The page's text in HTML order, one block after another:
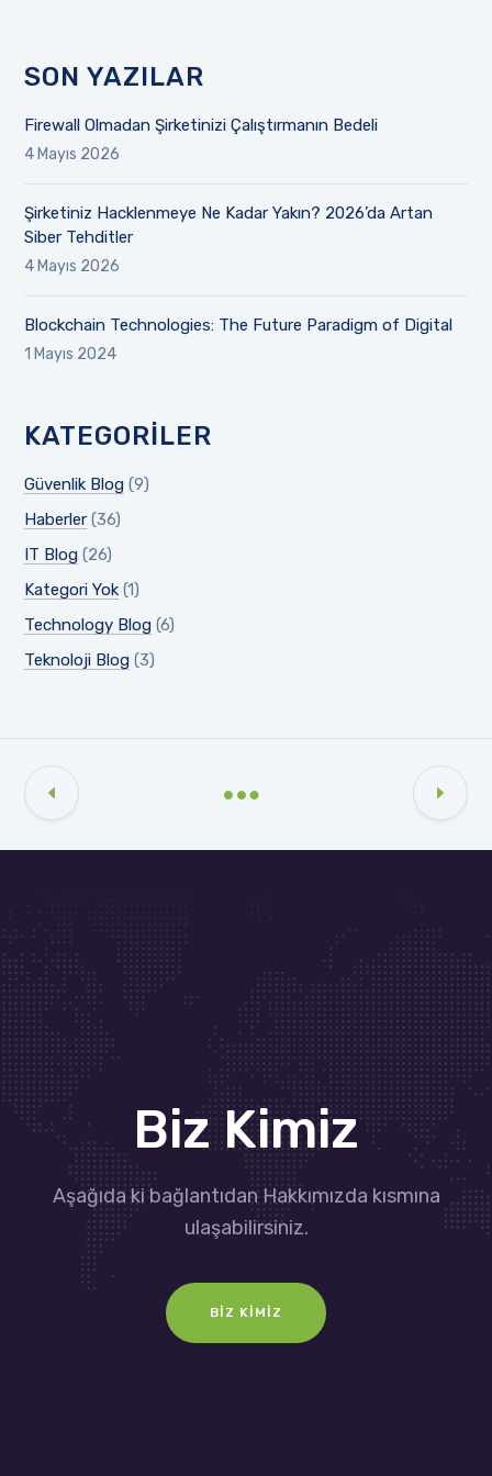
SON YAZILAR
Firewall Olmadan Şirketinizi Çalıştırmanın Bedeli
4 Mayıs 2026
Şirketiniz Hacklenmeye Ne Kadar Yakın? 2026’da Artan
Siber Tehditler
4 Mayıs 2026
Blockchain Technologies: The Future Paradigm of Digital
1 Mayıs 2024
KATEGORILER
Güvenlik Blog (9)
Haberler (36)
IT Blog (26)
Kategori Yok (1)
Technology Blog (6)
Teknoloji Blog (3)
Biz Kimiz
Aşağıda ki bağlantıdan Hakkımızda kısmına
ulaşabilirsiniz.
BIZ KIMIZ